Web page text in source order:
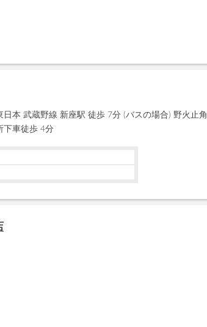
日本 武蔵野線 新座駅 徒歩 7分 (バスの場合) 野火止角
下車徒歩 4分